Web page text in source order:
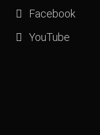
Facebook
YouTube